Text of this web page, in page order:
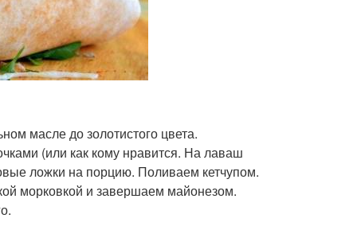
масле до золотистого цвета.
(или как кому нравится. На лаваш
ложки на порцию. Поливаем кетчупом.
морковкой и завершаем майонезом.